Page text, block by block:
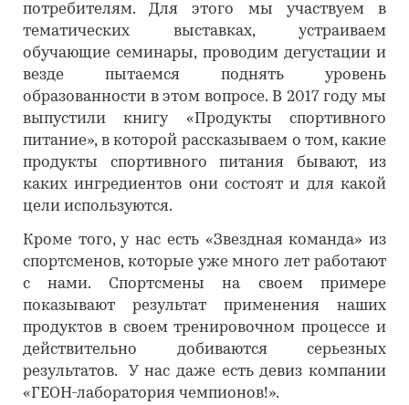
потребителям. Для этого мы участвуем в
тематических выставках, устраиваем
обучающие семинары, проводим дегустации и
везде пытаемся поднять уровень
образованности в этом вопросе. В 2017 году мы
выпустили книгу «Продукты спортивного
питание», в которой рассказываем о том, какие
продукты спортивного питания бывают, из
каких ингредиентов они состоят и для какой
цели используются.
Кроме того, у нас есть «Звездная команда» из
спортсменов, которые уже много лет работают
с нами. Спортсмены на своем примере
показывают результат применения наших
продуктов в своем тренировочном процессе и
действительно добиваются серьезных
результатов. У нас даже есть девиз компании
«ГЕОН-лаборатория чемпионов!».